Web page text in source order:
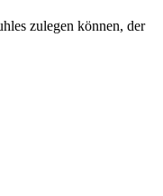
zulegen können, der